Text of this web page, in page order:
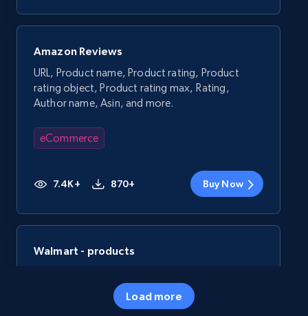
Amazon Reviews
URL, Product name, Product rating, Product
rating object, Product rating max, Rating,
Author name, Asin, and more.
eCommerce
7.4K+ 870+ Buy Now
Walmart - products
Specifications, Image urls, Top reviews, and
Load more